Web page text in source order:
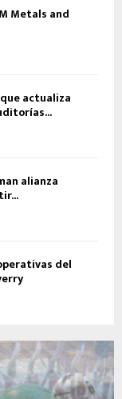
Metals and
actualiza
alianza
del